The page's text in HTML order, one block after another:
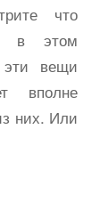
что
в этом
эти вещи
вполне
них. Или